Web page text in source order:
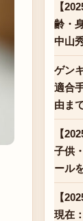
【
齢・
中山
ゲン
適合
由ま
【
子供
ール
【
現在